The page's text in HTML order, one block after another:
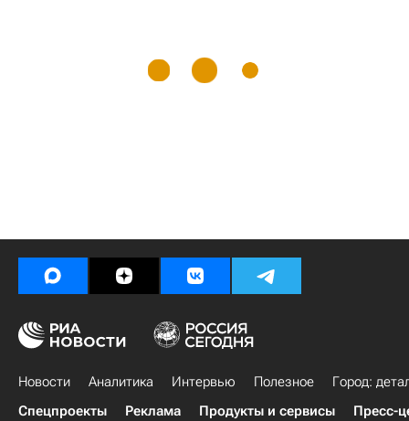
Новости Аналитика Интервью Полезное
Город:
Спецпроекты
Реклама Продукты и сервисы Пресс-